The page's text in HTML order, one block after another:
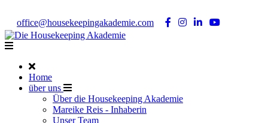
office@housekeepingakademie.com
Home
über uns
Über die Housekeeping Akademie
Mareike Reis - Inhaberin
Unser Team